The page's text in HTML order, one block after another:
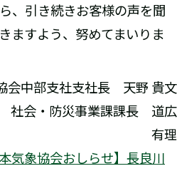
、引き続きお客様の声を聞
ますよう、努めてまいりま
会中部支社支社長 天野 貴文
社会・防災事業課課長 道広
有理
本気象協会おしらせ】長良川